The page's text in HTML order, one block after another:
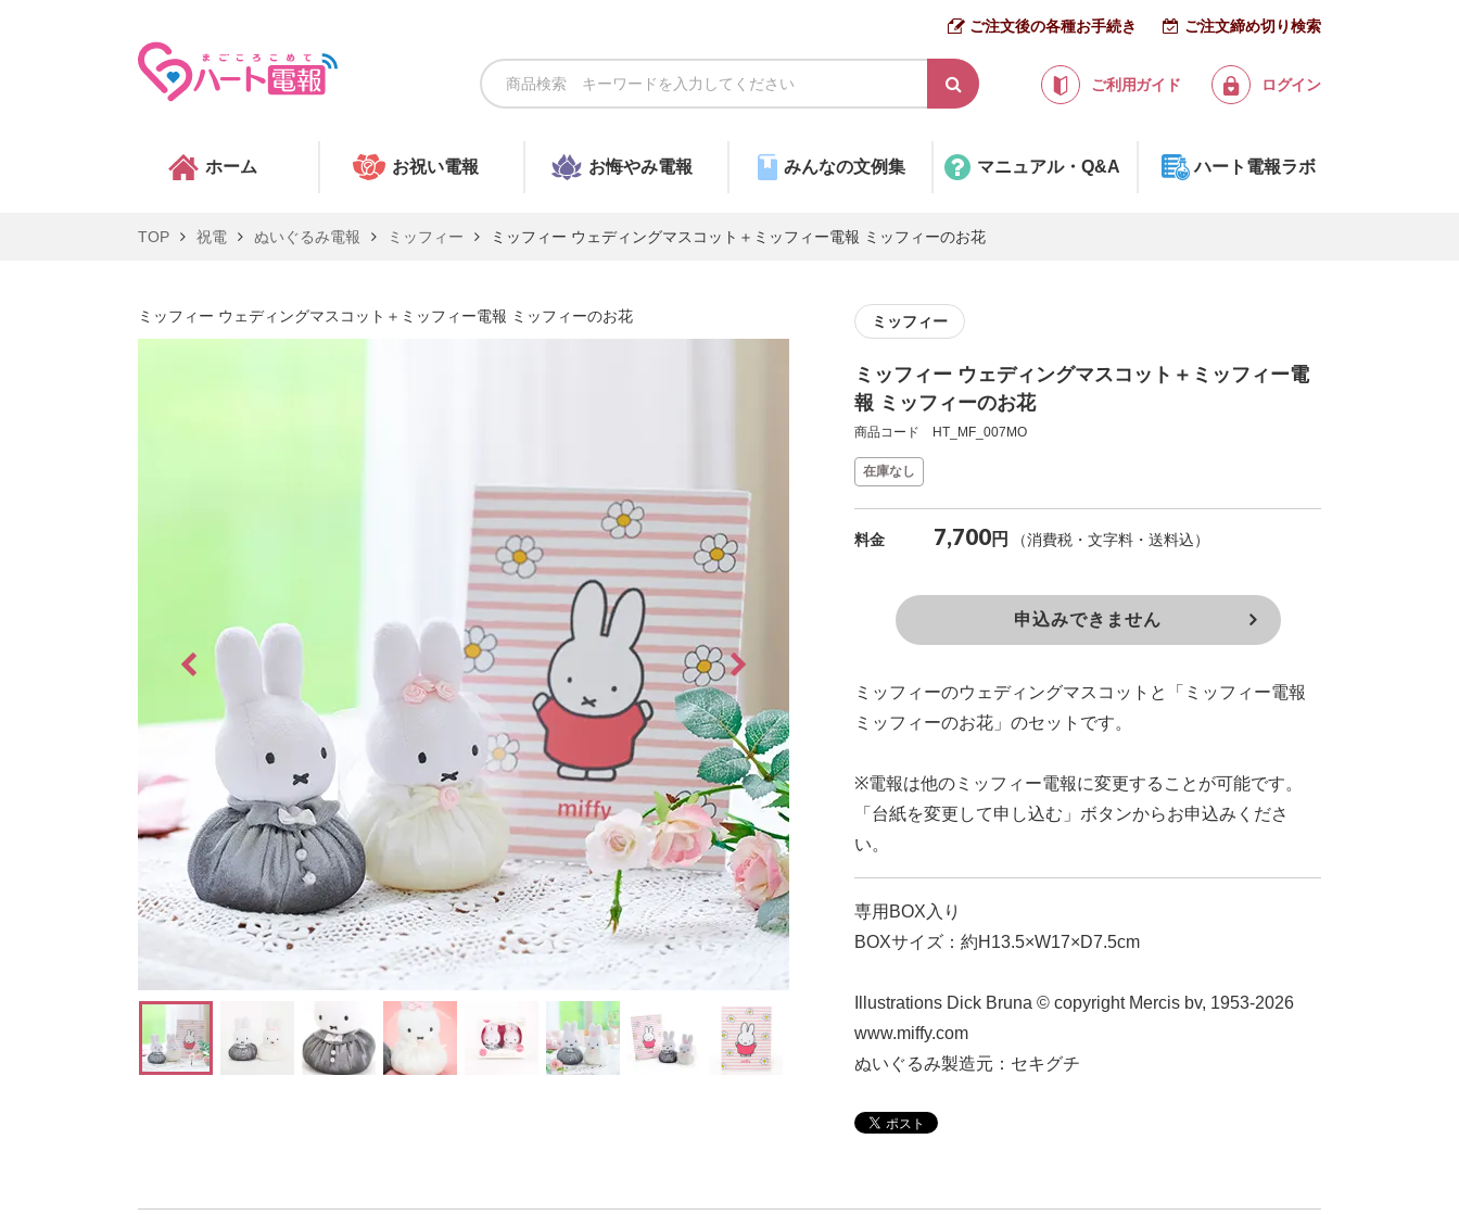
ご注文後の各種お手続き ご注文締め切り検索
ご利用ガイド ログイン
ホーム お祝い電報 お悔やみ電報 みんなの文例集 マニュアル・Q&A ハート電報ラボ
TOP 祝電 ぬいぐるみ電報 ミッフィー ミッフィー ウェディングマスコット＋ミッフィー電報 ミッフィーのお花
ミッフィー ウェディングマスコット＋ミッフィー電報 ミッフィーのお花 ミッフィー
ミッフィー ウェディングマスコット＋ミッフィー電
報 ミッフィーのお花
商品コード HT_MF_007MO
在庫なし
料金 7,700円 （消費税・文字料・送料込）
申込みできません
ミッフィーのウェディングマスコットと「ミッフィー電報
ミッフィーのお花」のセットです。
※電報は他のミッフィー電報に変更することが可能です。
「台紙を変更して申し込む」ボタンからお申込みくださ
い。
専用BOX入り
BOXサイズ：約H13.5×W17×D7.5cm
Illustrations Dick Bruna © copyright Mercis bv, 1953-2026
www.miffy.com
ぬいぐるみ製造元：セキグチ